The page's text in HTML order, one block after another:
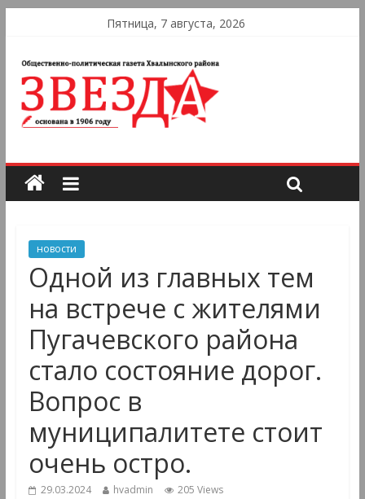
Пятница, 7 августа, 2026
новости
Одной из главных тем
на встрече с жителями
Пугачевского района
стало состояние дорог.
Вопрос в
муниципалитете стоит
очень остро.
29.03.2024 hvadmin 205 Views